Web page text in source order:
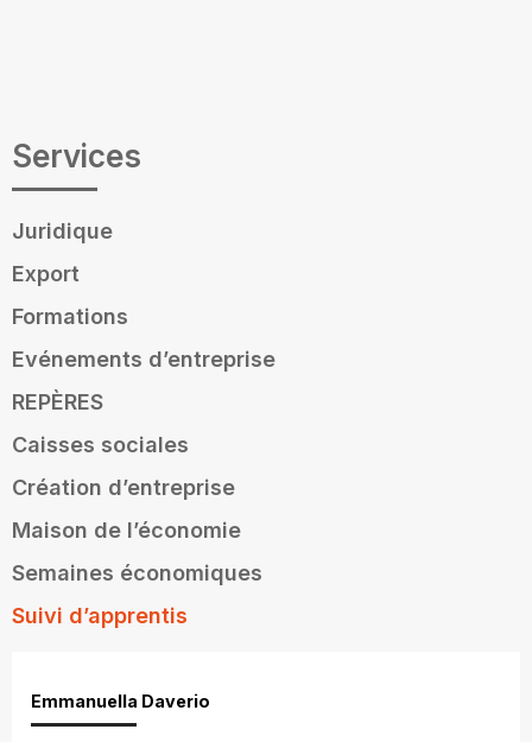
Services
Juridique
Export
Formations
Evénements d’entreprise
REPÈRES
Caisses sociales
Création d’entreprise
Maison de l’économie
Semaines économiques
Suivi d’apprentis
Emmanuella Daverio